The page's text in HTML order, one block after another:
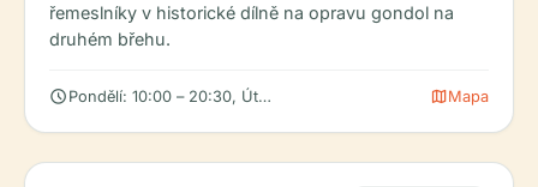
řemeslníky v historické dílně na opravu gondol na
druhém břehu.
schedule Pondělí: 10:00 – 20:30, Úterý: 10:00 – 20:30, Středa: 10:00 –
mapMapa